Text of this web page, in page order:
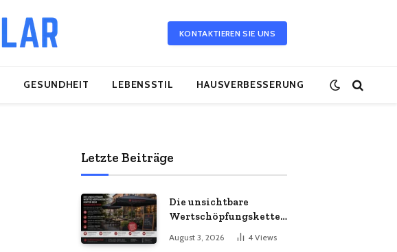
KONTAKTIEREN SIE UNS
GESUNDHEIT LEBENSSTIL HAUSVERBESSERUNG
Letzte Beiträge
Die unsichtbare
Wertschöpfungskette
Sonnenschirm: Was
August 3, 2026 4 Views